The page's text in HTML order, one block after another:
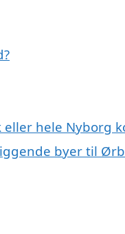
hele Nyborg
byer til